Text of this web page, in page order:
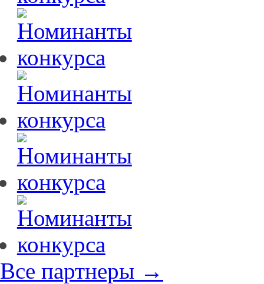
Все партнеры →